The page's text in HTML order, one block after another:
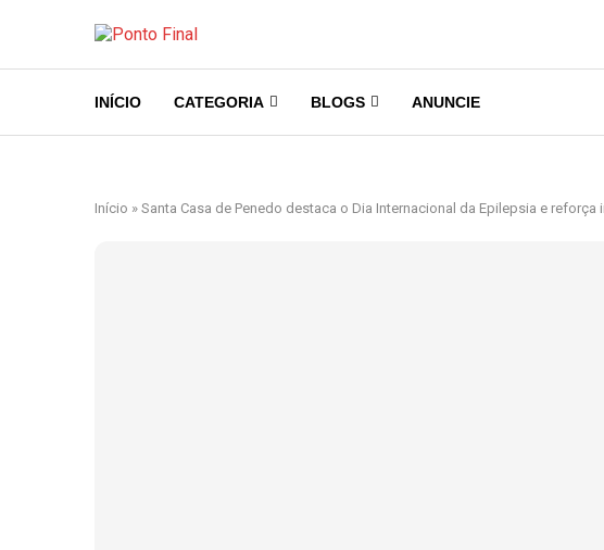
INÍCIO CATEGORIA BLOGS ANUNCIE
Início » Santa Casa de Penedo destaca o Dia Internacional da Epilepsia e